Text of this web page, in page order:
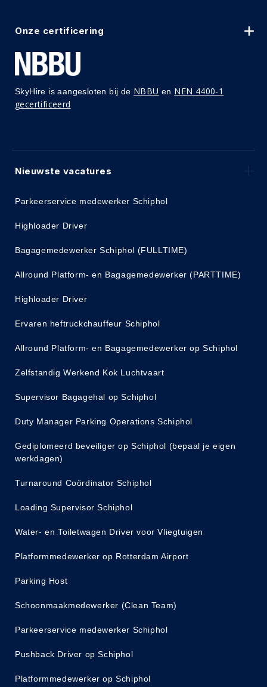
Onze certificering
SkyHire is aangesloten bij de NBBU en NEN 4400-1
gecertificeerd
Nieuwste vacatures
Parkeerservice medewerker Schiphol
Highloader Driver
Bagagemedewerker Schiphol (FULLTIME)
Allround Platform- en Bagagemedewerker (PARTTIME)
Highloader Driver
Ervaren heftruckchauffeur Schiphol
Allround Platform- en Bagagemedewerker op Schiphol
Zelfstandig Werkend Kok Luchtvaart
Supervisor Bagagehal op Schiphol
Duty Manager Parking Operations Schiphol
Gediplomeerd beveiliger op Schiphol (bepaal je eigen
werkdagen)
Turnaround Coördinator Schiphol
Loading Supervisor Schiphol
Water- en Toiletwagen Driver voor Vliegtuigen
Platformmedewerker op Rotterdam Airport
Parking Host
Schoonmaakmedewerker (Clean Team)
Parkeerservice medewerker Schiphol
Pushback Driver op Schiphol
Platformmedewerker op Schiphol